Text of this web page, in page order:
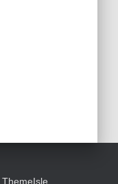
ThemeIsle